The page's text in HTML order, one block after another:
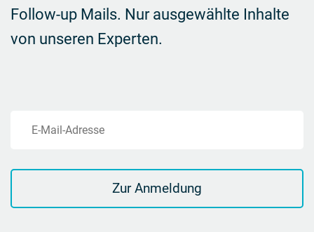
Follow-up Mails. Nur ausgewählte Inhalte
von unseren Experten.
E-Mail-Adresse
Zur Anmeldung